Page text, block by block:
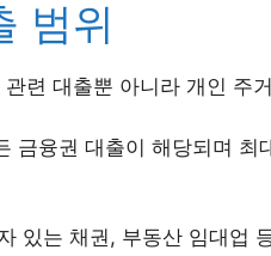
범위
련 대출뿐 아니라 개인 주
금융권 대출이 해당되며
있는 채권, 부동산 임대업